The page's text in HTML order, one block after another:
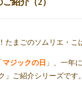
紹介（2）
たまごのソムリエ・こ
マジックの日 」、一年
」ご紹介シリーズです